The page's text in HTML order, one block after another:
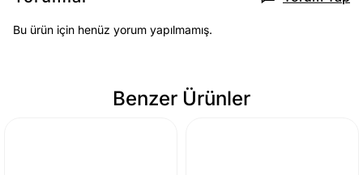
Bu ürün için henüz yorum yapılmamış.
Benzer Ürünler